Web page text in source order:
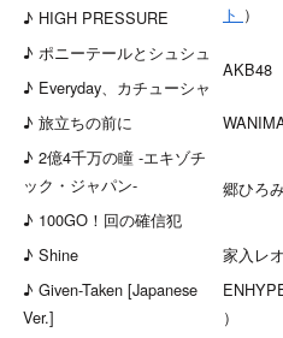
ト ）
♪ HIGH PRESSURE
♪ ポニーテールとシュシュ
AKB48
♪ Everyday、カチューシャ
♪ 旅立ちの前に
♪ 2億4千万の瞳 -エキゾチ
ック・ジャパン-
郷ひろ
♪ 100GO！回の確信犯
♪ Shine
家入レ
♪ Given-Taken [Japanese
Ver.]
）